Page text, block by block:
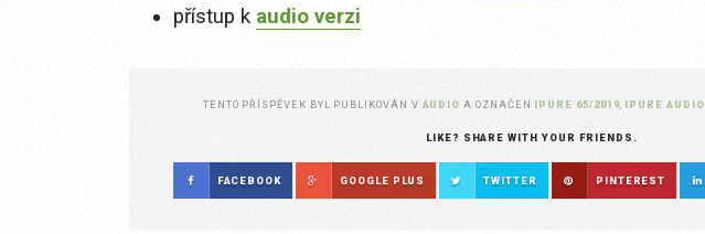
přístup k audio verzi
TENTO PŘÍSPĚVEK BYL PUBLIKOVÁN V AUDIO A OZNAČEN IPURE 65/2019, IPURE AUDIO
LIKE? SHARE WITH YOUR FRIENDS.
FACEBOOK GOOGLE PLUS TWITTER PINTEREST